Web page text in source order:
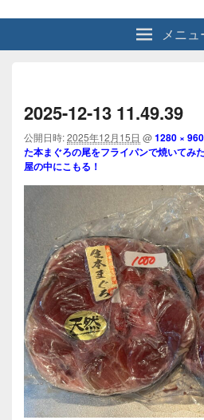
メニュ
2025-12-13 11.49.39
公開日時:2025年12月15日 @1280 × 960
た本まぐろの尾をフライパンで焼いてみ
屋の中にこもる！